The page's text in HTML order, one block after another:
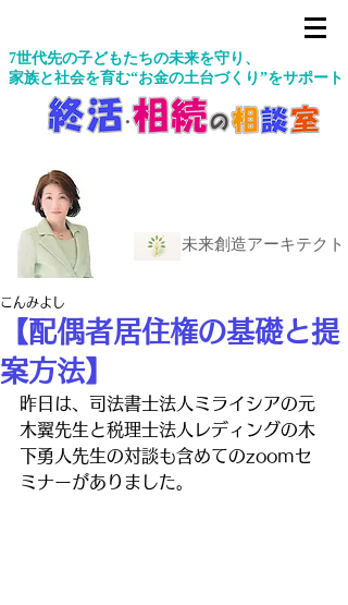
7世代先の子どもたちの未来を守り、
家族と社会を育む“お金の土台づくり”をサポート
未来創造アーキテクト
【配偶者居住権の基礎と提
案方法】
こんみよし
昨日は、司法書士法人ミライシアの元
木翼先生と税理士法人レディングの木
下勇人先生の対談も含めてのzoomセ
ミナーがありました。